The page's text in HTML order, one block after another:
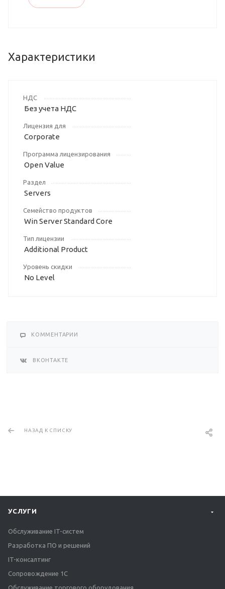
Характеристики
НДС
Без учета НДС
Лицензия для
Corporate
Программа лицензирования
Open Value
Раздел
Servers
Семейство продуктов
Win Server Standard Core
Тип лицензии
Additional Product
Уровень скидки
No Level
КОММЕНТАРИИ
ВКОНТАКТЕ
НАЗАД К СПИСКУ
УСЛУГИ
Обслуживание IT-систем
Разработка ПО и решений
IT-консалтинг
Сопровождение 1С